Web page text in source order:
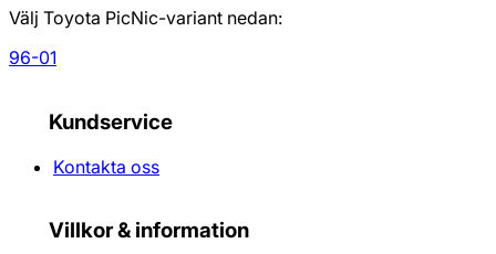
Välj Toyota PicNic-variant nedan:
96-01
Kundservice
Kontakta oss
Villkor & information